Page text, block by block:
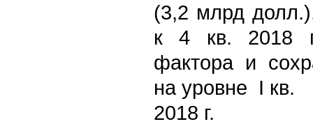
(3,2 млрд
к 4 кв. 2018
фактора и
на уровне I кв.
2018 г.